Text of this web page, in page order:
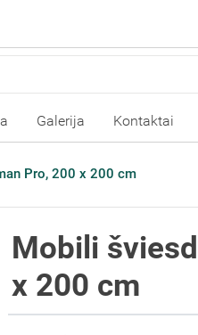
Galerija Kontaktai
Pro, 200 x 200 cm
Mobili
x 200 cm